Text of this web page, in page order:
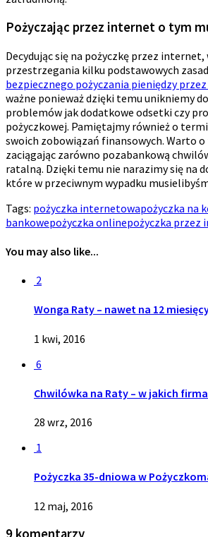
Pożyczając przez internet o tym
Decydując się na pożyczkę przez
przestrzegania kilku podstawowych
bezpiecznego pożyczania pieniędzy
ważne ponieważ dzięki temu unikniemy
problemów jak dodatkowe odsetki czy
pożyczkowej. Pamiętajmy również o
swoich zobowiązań finansowych. Warto
zaciągając zarówno pozabankową
ratalną. Dzięki temu nie narazimy się na
które w przeciwnym wypadku
Tags: pożyczka internetowapożyczka na
bankowepożyczka onlinepożyczka przez
You may also like...
2
Wonga Raty – nawet na 12
1 kwi, 2016
6
Chwilówka na Raty – w jakich
28 wrz, 2016
1
Pożyczka 35-dniowa w
12 maj, 2016